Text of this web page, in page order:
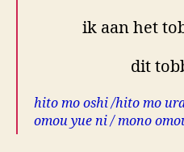
ik aan het
dit tobbend
hito mo oshi /hito mo
omou yue ni / mono